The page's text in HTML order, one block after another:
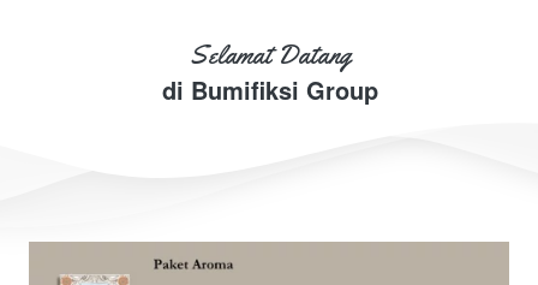
Selamat Datang
di Bumifiksi Group